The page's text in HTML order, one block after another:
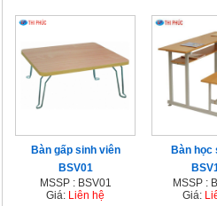
Bàn gấp sinh viên
BSV01
MSSP : BSV01
Giá: Liên hệ
Bàn học
MSSP :
Giá: